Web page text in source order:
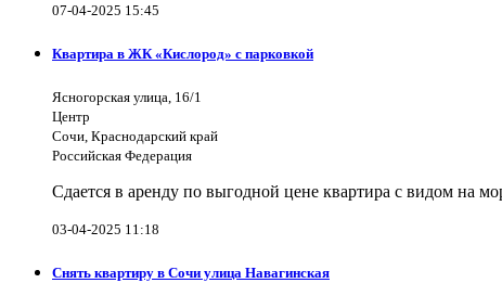
07-04-2025 15:45
Квартира в ЖК «Кислород» с парковкой
Ясногорская улица, 16/1
Центр
Сочи, Краснодарский край
Российская Федерация
Сдается в аренду по выгодной цене квартира с видом на
03-04-2025 11:18
Снять квартиру в Сочи улица Навагинская